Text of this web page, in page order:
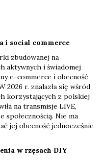
i social commerce
zbudowanej na
aktywnych i świadomej
e-commerce i obecność
2026 r. znalazła się wśród
korzystających z polskiej
na transmisje LIVE,
społecznością. Nie ma
jej obecność jednocześnie
w rzęsach DIY